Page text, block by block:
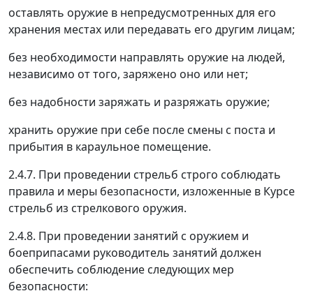
оставлять оружие в непредусмотренных для его
хранения местах или передавать его другим лицам;
без необходимости направлять оружие на людей,
независимо от того, заряжено оно или нет;
без надобности заряжать и разряжать оружие;
хранить оружие при себе после смены с поста и
прибытия в караульное помещение.
2.4.7. При проведении стрельб строго соблюдать
правила и меры безопасности, изложенные в Курсе
стрельб из стрелкового оружия.
2.4.8. При проведении занятий с оружием и
боеприпасами руководитель занятий должен
обеспечить соблюдение следующих мер
безопасности: